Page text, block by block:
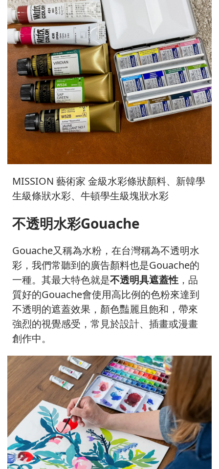
MISSION 藝術家 金級水彩條狀顏料、新韓學
生級條狀水彩、牛頓學生級塊狀水彩
不透明水彩Gouache
Gouache又稱為水粉，在台灣稱為不透明水
彩，我們常聽到的廣告顏料也是Gouache的
一種。其最大特色就是不透明具遮蓋性 ，品
質好的Gouache會使用高比例的色粉來達到
不透明的遮蓋效果，顏色豔麗且飽和，帶來
強烈的視覺感受，常見於設計、插畫或漫畫
創作中。